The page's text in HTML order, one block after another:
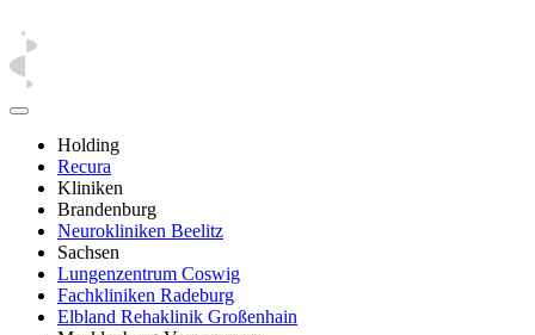
Holding
Recura
Kliniken
Brandenburg
Neurokliniken Beelitz
Sachsen
Lungenzentrum Coswig
Fachkliniken Radeburg
Elbland Rehaklinik Großenhain